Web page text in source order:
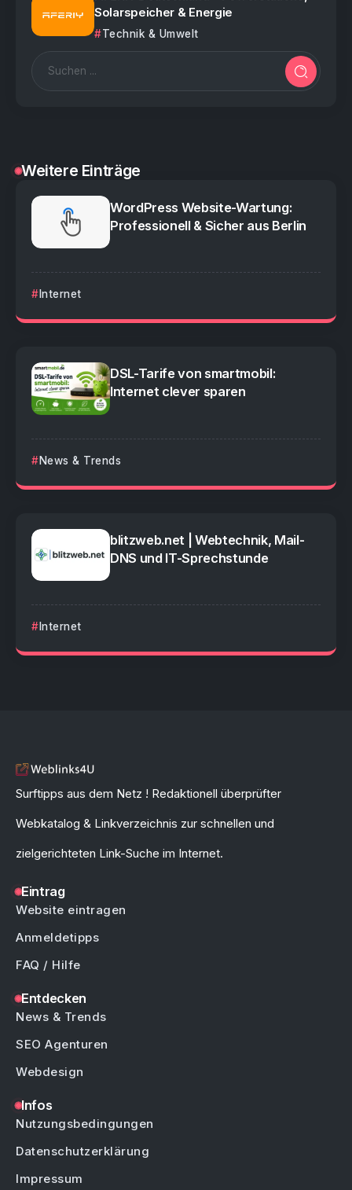
Solarspeicher & Energie
Technik & Umwelt
Weitere Einträge
WordPress Website-Wartung:
Professionell & Sicher aus Berlin
Internet
DSL-Tarife von smartmobil:
Internet clever sparen
News & Trends
blitzweb.net | Webtechnik, Mail-
DNS und IT-Sprechstunde
Internet
Surftipps aus dem Netz ! Redaktionell überprüfter
Webkatalog & Linkverzeichnis zur schnellen und
zielgerichteten Link-Suche im Internet.
Eintrag
Website eintragen
Anmeldetipps
FAQ / Hilfe
Entdecken
News & Trends
SEO Agenturen
Webdesign
Infos
Nutzungsbedingungen
Datenschutzerklärung
Impressum